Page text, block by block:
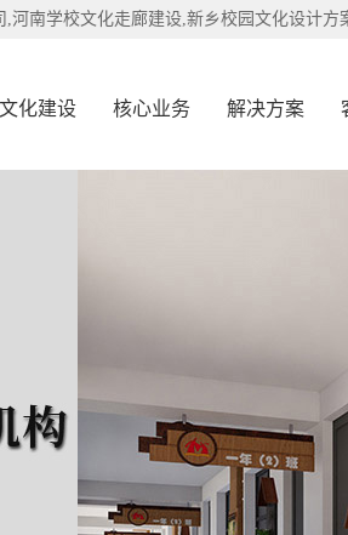
,河南学校文化走廊建设,新乡校园文化设计方
化建设 核心业务 解决方案